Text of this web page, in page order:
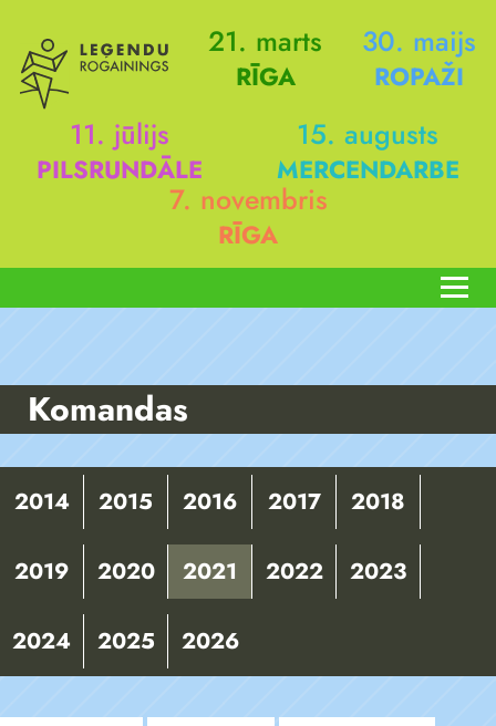
21. marts
RĪGA
30. maijs
ROPAŽI
11. jūlijs
PILSRUNDĀLE
15. augusts
MERCENDARBE
7. novembris
RĪGA
Komandas
2014 2015 2016 2017 2018
2019 2020 2021 2022 2023
2024 2025 2026